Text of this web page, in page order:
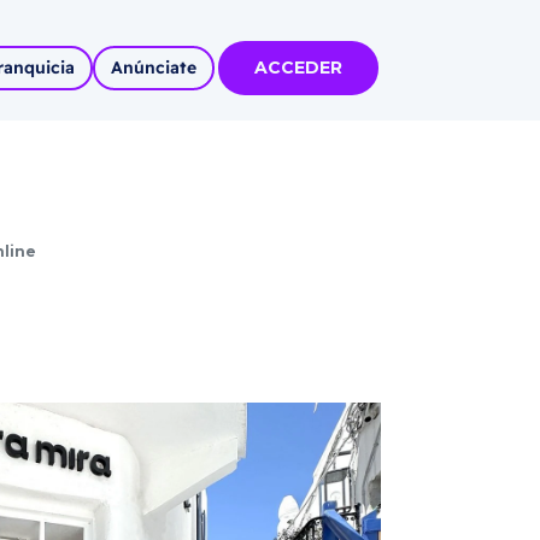
invertir
MÁS
con
tu Marca
Anúnciate ACCEDER